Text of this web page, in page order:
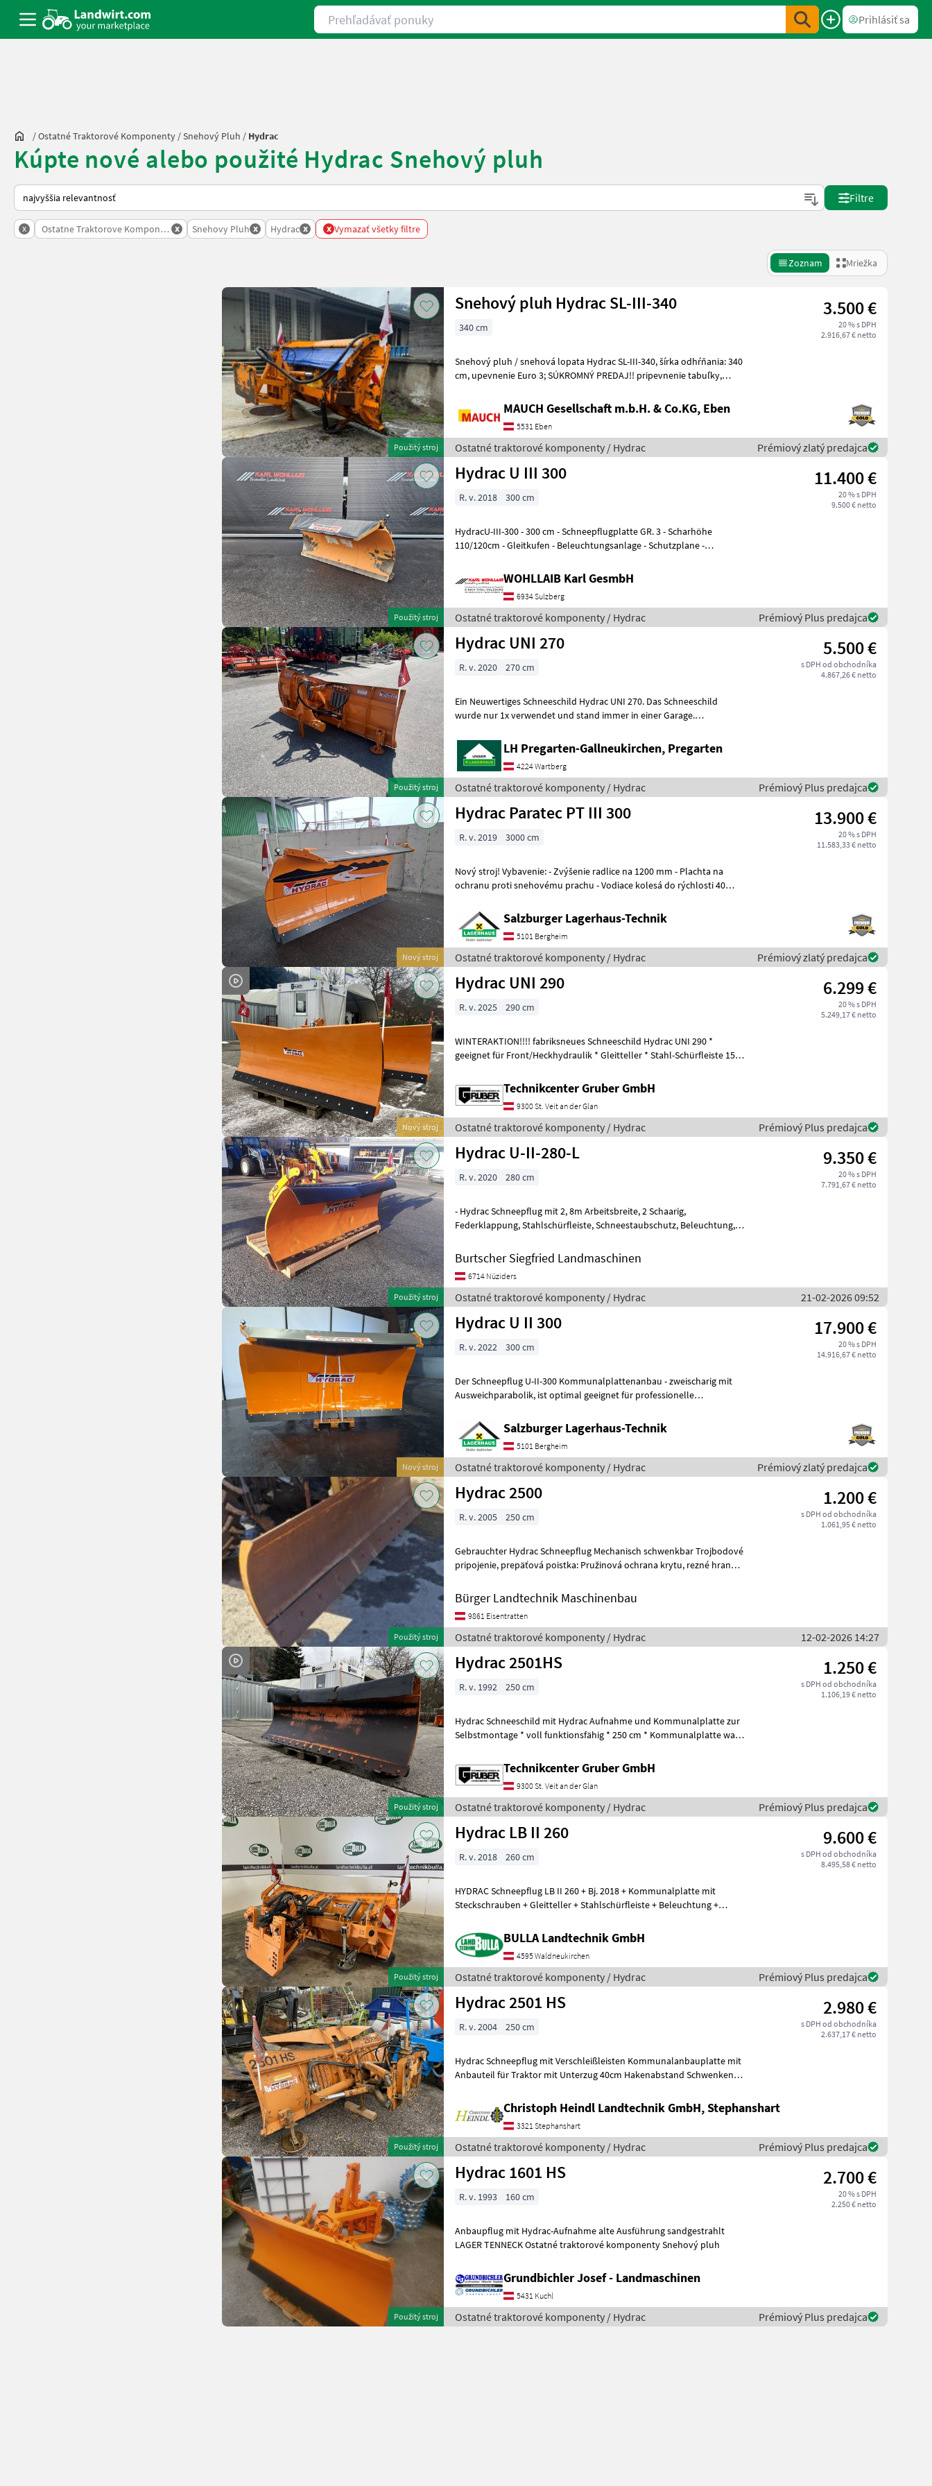
Prehľadávať ponuky
Prihlásiť sa
/Ostatné Traktorové Komponenty /Snehový Pluh / Hydrac
Kúpte nové alebo použité Hydrac Snehový pluh
Takto sa vykonáva triedenie na Landwirt.com
Filtre
x Ostatne Traktorove Komponenty
x Snehovy Pluh x Hydrac x x Vymazať všetky filtre
Zoznam Mriežka
Použitý stroj
Snehový pluh Hydrac SL-III-340 3.500 €
20 % s DPH
2.916,67 € netto
340 cm
Snehový pluh / snehová lopata Hydrac SL-III-340, šírka odhŕňania: 340
cm, upevnenie Euro 3; SÚKROMNÝ PREDAJ!! pripevnenie tabuľky,
MAUCH Gesellschaft m.b.H. & Co.KG, Eben
5531 Eben
Ostatné traktorové komponenty / Hydrac Prémiový zlatý predajca
Použitý stroj
Hydrac U III 300 11.400 €
20 % s DPH
9.500 € netto
R. v. 2018 300 cm
HydracU-III-300 - 300 cm - Schneepflugplatte GR. 3 - Scharhöhe
110/120cm - Gleitkufen - Beleuchtungsanlage - Schutzplane -
WOHLLAIB Karl GesmbH
6934 Sulzberg
Ostatné traktorové komponenty / Hydrac Prémiový Plus predajca
Použitý stroj
Hydrac UNI 270 5.500 €
s DPH od obchodníka
4.867,26 € netto
R. v. 2020 270 cm
Ein Neuwertiges Schneeschild Hydrac UNI 270. Das Schneeschild
wurde nur 1x verwendet und stand immer in einer Garage.
LH Pregarten-Gallneukirchen, Pregarten
4224 Wartberg
Ostatné traktorové komponenty / Hydrac Prémiový Plus predajca
Nový stroj
Hydrac Paratec PT III 300 13.900 €
20 % s DPH
11.583,33 € netto
R. v. 2019 3000 cm
Nový stroj! Vybavenie: - Zvýšenie radlice na 1200 mm - Plachta na
ochranu proti snehovému prachu - Vodiace kolesá do rýchlosti 40
Salzburger Lagerhaus-Technik
5101 Bergheim
Ostatné traktorové komponenty / Hydrac Prémiový zlatý predajca
Nový stroj
Hydrac UNI 290 6.299 €
20 % s DPH
5.249,17 € netto
R. v. 2025 290 cm
WINTERAKTION!!!! fabriksneues Schneeschild Hydrac UNI 290 *
geeignet für Front/Heckhydraulik * Gleitteller * Stahl-Schürfleiste 150
Technikcenter Gruber GmbH
9300 St. Veit an der Glan
Ostatné traktorové komponenty / Hydrac Prémiový Plus predajca
Použitý stroj
Hydrac U-II-280-L 9.350 €
20 % s DPH
7.791,67 € netto
R. v. 2020 280 cm
- Hydrac Schneepflug mit 2, 8m Arbeitsbreite, 2 Schaarig,
Federklappung, Stahlschürfleiste, Schneestaubschutz, Beleuchtung,
Burtscher Siegfried Landmaschinen
6714 Nüziders
Ostatné traktorové komponenty / Hydrac 21-02-2026 09:52
Nový stroj
Hydrac U II 300 17.900 €
20 % s DPH
14.916,67 € netto
R. v. 2022 300 cm
Der Schneepflug U-II-300 Kommunalplattenanbau - zweischarig mit
Ausweichparabolik, ist optimal geeignet für professionelle
Salzburger Lagerhaus-Technik
5101 Bergheim
Ostatné traktorové komponenty / Hydrac Prémiový zlatý predajca
Použitý stroj
Hydrac 2500 1.200 €
s DPH od obchodníka
1.061,95 € netto
R. v. 2005 250 cm
Gebrauchter Hydrac Schneepflug Mechanisch schwenkbar Trojbodové
pripojenie, prepäťová poistka: Pružinová ochrana krytu, rezné hrany:
Bürger Landtechnik Maschinenbau
9861 Eisentratten
Ostatné traktorové komponenty / Hydrac 12-02-2026 14:27
Použitý stroj
Hydrac 2501HS 1.250 €
s DPH od obchodníka
1.106,19 € netto
R. v. 1992 250 cm
Hydrac Schneeschild mit Hydrac Aufnahme und Kommunalplatte zur
Selbstmontage * voll funktionsfähig * 250 cm * Kommunalplatte war
Technikcenter Gruber GmbH
9300 St. Veit an der Glan
Ostatné traktorové komponenty / Hydrac Prémiový Plus predajca
Použitý stroj
Hydrac LB II 260 9.600 €
s DPH od obchodníka
8.495,58 € netto
R. v. 2018 260 cm
HYDRAC Schneepflug LB II 260 + Bj. 2018 + Kommunalplatte mit
Steckschrauben + Gleitteller + Stahlschürfleiste + Beleuchtung +
BULLA Landtechnik GmbH
4595 Waldneukirchen
Ostatné traktorové komponenty / Hydrac Prémiový Plus predajca
Použitý stroj
Hydrac 2501 HS 2.980 €
s DPH od obchodníka
2.637,17 € netto
R. v. 2004 250 cm
Hydrac Schneepflug mit Verschleißleisten Kommunalanbauplatte mit
Anbauteil für Traktor mit Unterzug 40cm Hakenabstand Schwenken
Christoph Heindl Landtechnik GmbH, Stephanshart
3321 Stephanshart
Ostatné traktorové komponenty / Hydrac Prémiový Plus predajca
Použitý stroj
Hydrac 1601 HS 2.700 €
20 % s DPH
2.250 € netto
R. v. 1993 160 cm
Anbaupflug mit Hydrac-Aufnahme alte Ausführung sandgestrahlt
LAGER TENNECK Ostatné traktorové komponenty Snehový pluh
Grundbichler Josef - Landmaschinen
5431 Kuchl
Ostatné traktorové komponenty / Hydrac Prémiový Plus predajca